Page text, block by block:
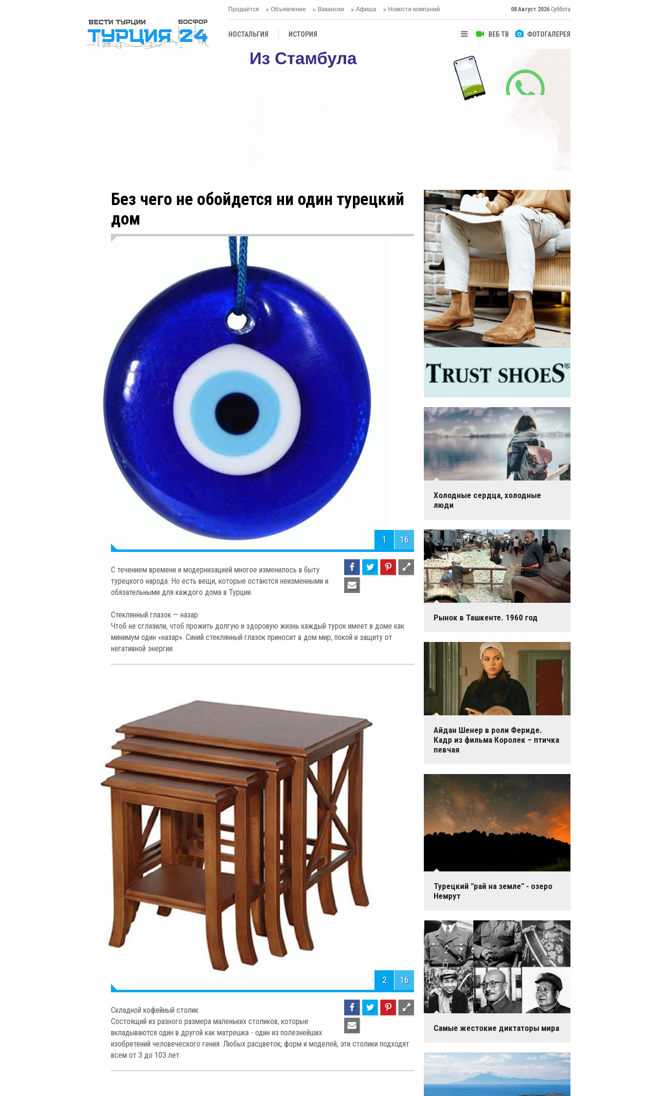
Продаётся Объявление Вакансии Афиша Новости компаний 08 Август 2026 Суббота
ВЕБ ТВ ФОТОГАЛЕРЕЯ
НОСТАЛЬГИЯ ИСТОРИЯ
Без чего не обойдется ни один турецкий
дом
1 16
С течением времени и модернизацией многое изменилось в быту
турецкого народа. Но есть вещи, которые остаются неизменными и
обязательными для каждого дома в Турции.
Стеклянный глазок — назар
Чтоб не сглазили, чтоб прожить долгую и здоровую жизнь каждый турок имеет в доме как
минимум один «назар». Синий стеклянный глазок приносит в дом мир, покой и защиту от
негативной энергии.
2 16
Складной кофейный столик
Состоящий из разного размера маленьких столиков, которые
вкладываются один в другой как матрешка - один из полезнейших
изобретений человеческого гения. Любых расцветок, форм и моделей, эти столики подходят
всем от 3 до 103 лет.
Холодные сердца, холодные
люди
Рынок в Ташкенте. 1960 год
Айдан Шенер в роли Фериде.
Кадр из фильма Королек – птичка
певчая
Турецкий "рай на земле" - озеро
Немрут
Самые жестокие диктаторы мира